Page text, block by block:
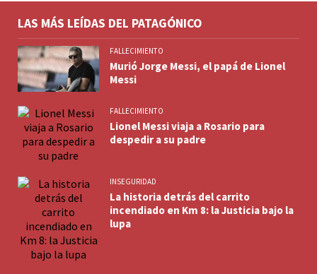
LAS MÁS LEÍDAS DEL PATAGÓNICO
FALLECIMIENTO
Murió Jorge Messi, el papá de Lionel
Messi
FALLECIMIENTO
Lionel Messi viaja a Rosario para
despedir a su padre
INSEGURIDAD
La historia detrás del carrito
incendiado en Km 8: la Justicia bajo la
lupa